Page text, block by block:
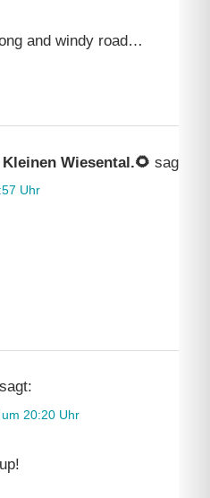
and windy road…
Wiesental.🌻 sagt:
Uhr
sagt:
20:20 Uhr